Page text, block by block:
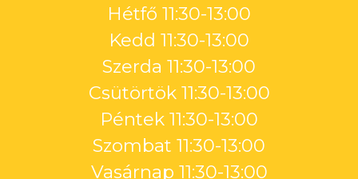
Hétfő 11:30-13:00
Kedd 11:30-13:00
Szerda 11:30-13:00
Csütörtök 11:30-13:00
Péntek 11:30-13:00
Szombat 11:30-13:00
Vasárnap 11:30-13:00